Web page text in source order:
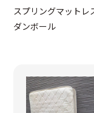
スプリングマットレ
ダンボール